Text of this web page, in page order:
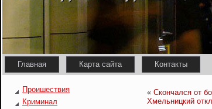
Главная Карта сайта Контакты
Проишествия
Криминал
« Скончался от
Хмельницкий